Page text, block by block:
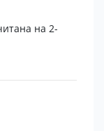
на 2-